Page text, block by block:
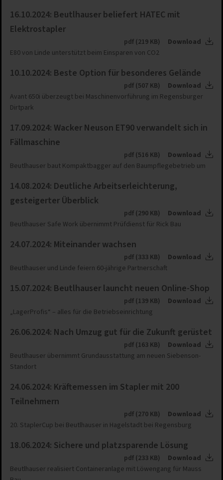
16.10.2024: Beutlhauser beliefert HATEC mit
Elektrostapler
pdf (219 KB)
Download
E80 von Linde unterstützt beim Einsparen von CO2
10.10.2024: Beste Option für besonderes Gelände
pdf (507 KB)
Download
Avant 650i überzeugt bei Maschinenvorführung im Regensburger
Dirtpark
17.09.2024: Wacker Neuson ET90 verwandelt sich in
Fällmaschine
pdf (516 KB)
Download
Beutlhauser baut Kompaktbagger auf den Baumpflegebetrieb um
14.08.2024: Deutliche Arbeitserleichterung,
gesteigerter Überblick
pdf (290 KB)
Download
Beutlhauser Safe Work übernimmt Prüfdienst für Rick Bau
24.07.2024: Miteinander wachsen
pdf (333 KB)
Download
Beutlhauser und Linde feiern 60-jährige Partnerschaft
15.07.2024: Beutlhauser launcht neuen Online-Shop
pdf (139 KB)
Download
„LagerProfis“ – alles für die Betriebseinrichtung
26.06.2024: Nach Umzug gut für die Zukunft gerüstet
pdf (163 KB)
Download
Beutlhauser übernimmt Grundausstattung am neuen Siebenson-
Standort
24.06.2024: Kräftemessen im Stapler mit 200
Teilnehmern
pdf (270 KB)
Download
20. StaplerCup bei Beutlhauser in Hagelstadt bei Regensburg
18.06.2024: Sichere und platzsparende Lösung
pdf (233 KB)
Download
Beutlhauser realisiert Containeranlage mit Löwengang für Mauss